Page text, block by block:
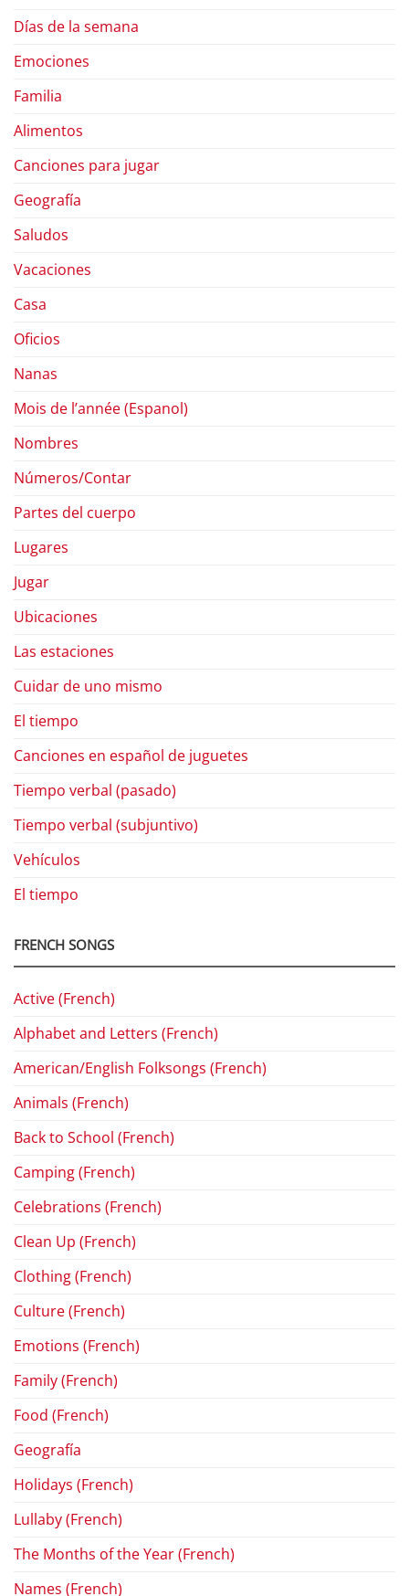
Días de la semana
Emociones
Familia
Alimentos
Canciones para jugar
Geografía
Saludos
Vacaciones
Casa
Oficios
Nanas
Mois de l’année (Espanol)
Nombres
Números/Contar
Partes del cuerpo
Lugares
Jugar
Ubicaciones
Las estaciones
Cuidar de uno mismo
El tiempo
Canciones en español de juguetes
Tiempo verbal (pasado)
Tiempo verbal (subjuntivo)
Vehículos
El tiempo
FRENCH SONGS
Active (French)
Alphabet and Letters (French)
American/English Folksongs (French)
Animals (French)
Back to School (French)
Camping (French)
Celebrations (French)
Clean Up (French)
Clothing (French)
Culture (French)
Emotions (French)
Family (French)
Food (French)
Geografía
Holidays (French)
Lullaby (French)
The Months of the Year (French)
Names (French)